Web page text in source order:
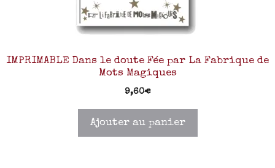
IMPRIMABLE Dans le doute Fée par La Fabrique de
Mots Magiques
9,60€
Ajouter au panier